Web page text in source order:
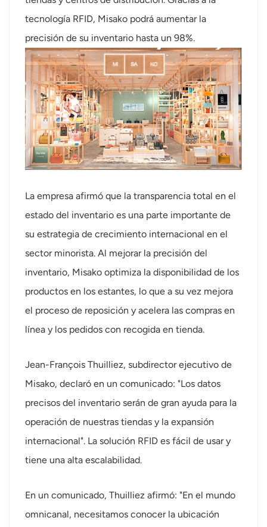
عربي
日语
한국어
Türk
Ελληνικά
Melayu
Polski
แบบไทย
Tiếng Việt
Indonesia
magyar
tecnología RFID, Misako podrá aumentar la
precisión de su inventario hasta un 98%.
La empresa afirmó que la transparencia total en el
estado del inventario es una parte importante de
su estrategia de crecimiento internacional en el
sector minorista. Al mejorar la precisión del
inventario, Misako optimiza la disponibilidad de los
productos en los estantes, lo que a su vez mejora
el proceso de reposición y acelera las compras en
línea y los pedidos con recogida en tienda.
Jean-François Thuilliez, subdirector ejecutivo de
Misako, declaró en un comunicado: "Los datos
precisos del inventario serán de gran ayuda para la
operación de nuestras tiendas y la expansión
internacional". La solución RFID es fácil de usar y
tiene una alta escalabilidad.
En un comunicado, Thuilliez afirmó: "En el mundo
omnicanal, necesitamos conocer la ubicación